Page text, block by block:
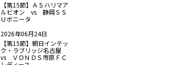
【第15節】ＡＳハリマア
ルビオン vs 静岡ＳＳ
Ｕボニータ
2026年06月24日
【第15節】朝日インテッ
ク・ラブリッジ名古屋
vs ＶＯＮＤＳ市原ＦＣ